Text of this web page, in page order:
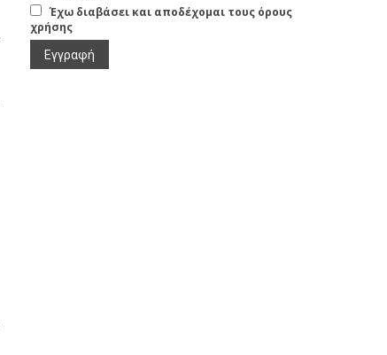
Έχω διαβάσει και αποδέχομαι τους όρους
χρήσης